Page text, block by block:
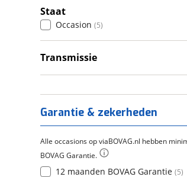
Staat
Occasion (5)
Transmissie
Garantie & zekerheden
Alle occasions op viaBOVAG.nl hebben
BOVAG Garantie.
12 maanden BOVAG Garantie (5)